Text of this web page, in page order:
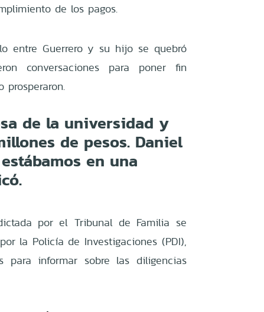
de los pagos.
entre Guerrero y su hijo se quebró
conversaciones para poner fin
de la universidad y
de pesos. Daniel
en una
por el Tribunal de Familia se
la Policía de Investigaciones (PDI),
informar sobre las diligencias